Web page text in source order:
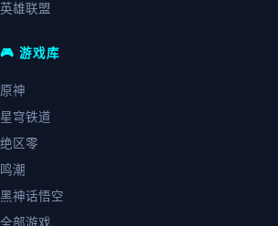
英雄联盟
🎮 游戏库
原神
星穹铁道
绝区零
鸣潮
黑神话悟空
全部游戏